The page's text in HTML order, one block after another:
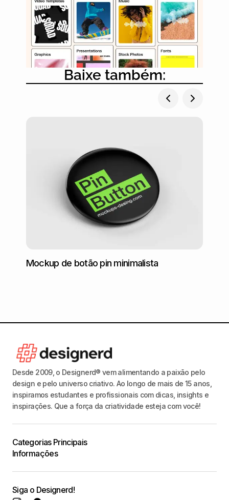
Baixe também:
Mockup de botão pin minimalista
Desde 2009, o Designerd® vem alimentando a paixão pelo
design e pelo universo criativo. Ao longo de mais de 15 anos,
inspiramos estudantes e profissionais com dicas, insights e
inspirações. Que a força da criatividade esteja com você!
Categorias Principais
Informações
Siga o Designerd!